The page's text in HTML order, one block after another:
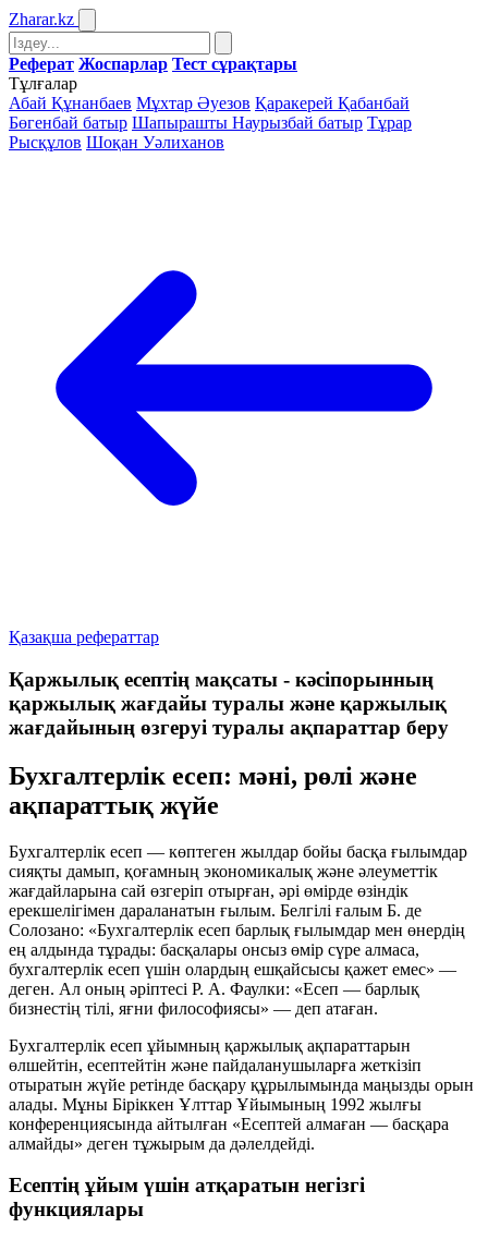
Zharar.kz
Реферат Жоспарлар Тест сұрақтары
Тұлғалар
Абай Құнанбаев Мұхтар Әуезов Қаракерей Қабанбай
Бөгенбай батыр Шапырашты Наурызбай батыр Тұрар
Рысқұлов Шоқан Уәлиханов
Қазақша рефераттар
Қаржылық есептің мақсаты - кәсіпорынның
қаржылық жағдайы туралы және қаржылық
жағдайының өзгеруі туралы ақпараттар беру
Бухгалтерлік есеп: мәні, рөлі және
ақпараттық жүйе
Бухгалтерлік есеп — көптеген жылдар бойы басқа ғылымдар
сияқты дамып, қоғамның экономикалық және әлеуметтік
жағдайларына сай өзгеріп отырған, әрі өмірде өзіндік
ерекшелігімен дараланатын ғылым. Белгілі ғалым Б. де
Солозано: «Бухгалтерлік есеп барлық ғылымдар мен өнердің
ең алдында тұрады: басқалары онсыз өмір сүре алмаса,
бухгалтерлік есеп үшін олардың ешқайсысы қажет емес» —
деген. Ал оның әріптесі Р. А. Фаулки: «Есеп — барлық
бизнестің тілі, яғни философиясы» — деп атаған.
Бухгалтерлік есеп ұйымның қаржылық ақпараттарын
өлшейтін, есептейтін және пайдаланушыларға жеткізіп
отыратын жүйе ретінде басқару құрылымында маңызды орын
алады. Мұны Біріккен Ұлттар Ұйымының 1992 жылғы
конференциясында айтылған «Есептей алмаған — басқара
алмайды» деген тұжырым да дәлелдейді.
Есептің ұйым үшін атқаратын негізгі
функциялары